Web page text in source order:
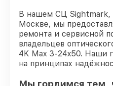
В нашем СЦ Sightmark,
Москве, мы
ремонта и сервисной
владельцев
4K Max 3-24x50. Наши
на принципах
Мы гордимся тем,